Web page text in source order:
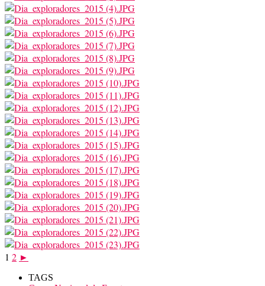
1 2 ►
TAGS